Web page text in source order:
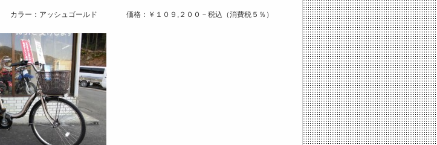
カラー：アッシュゴールド 価格：￥１０９,２００－税込（消費税５％）